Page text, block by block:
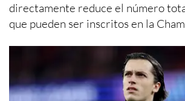
directamente reduce el número
que pueden ser inscritos en la